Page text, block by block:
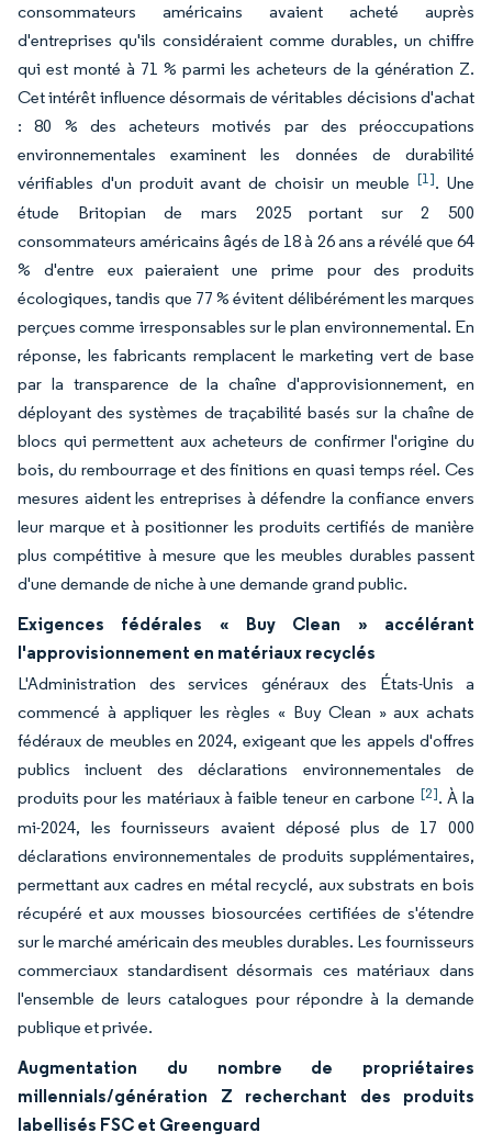
consommateurs américains avaient acheté auprès
d'entreprises qu'ils considéraient comme durables, un chiffre
qui est monté à 71 % parmi les acheteurs de la génération Z.
Cet intérêt influence désormais de véritables décisions d'achat
: 80 % des acheteurs motivés par des préoccupations
environnementales examinent les données de durabilité
vérifiables d'un produit avant de choisir un meuble[1]. Une
étude Britopian de mars 2025 portant sur 2 500
consommateurs américains âgés de 18 à 26 ans a révélé que 64
% d'entre eux paieraient une prime pour des produits
écologiques, tandis que 77 % évitent délibérément les marques
perçues comme irresponsables sur le plan environnemental. En
réponse, les fabricants remplacent le marketing vert de base
par la transparence de la chaîne d'approvisionnement, en
déployant des systèmes de traçabilité basés sur la chaîne de
blocs qui permettent aux acheteurs de confirmer l'origine du
bois, du rembourrage et des finitions en quasi temps réel. Ces
mesures aident les entreprises à défendre la confiance envers
leur marque et à positionner les produits certifiés de manière
plus compétitive à mesure que les meubles durables passent
d'une demande de niche à une demande grand public.
Exigences fédérales « Buy Clean » accélérant
l'approvisionnement en matériaux recyclés
L'Administration des services généraux des États-Unis a
commencé à appliquer les règles « Buy Clean » aux achats
fédéraux de meubles en 2024, exigeant que les appels d'offres
publics incluent des déclarations environnementales de
produits pour les matériaux à faible teneur en carbone [2]. À la
mi-2024, les fournisseurs avaient déposé plus de 17 000
déclarations environnementales de produits supplémentaires,
permettant aux cadres en métal recyclé, aux substrats en bois
récupéré et aux mousses biosourcées certifiées de s'étendre
sur le marché américain des meubles durables. Les fournisseurs
commerciaux standardisent désormais ces matériaux dans
l'ensemble de leurs catalogues pour répondre à la demande
publique et privée.
Augmentation du nombre de propriétaires
millennials/génération Z recherchant des produits
labellisés FSC et Greenguard